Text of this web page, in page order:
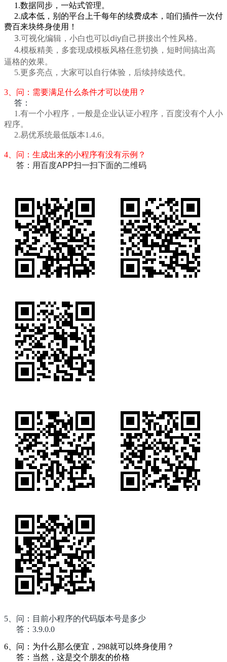
1.数据同步，一站式管理。
2.成本低，别的平台上千每年的续费成本，咱们插件一次付
费百来块终身使用！
3.可视化编辑，小白也可以diy自己拼接出个性风格。
4.模板精美， 多套现成模板风格任意切换，短时间搞出高
逼格的效果。
5.更多亮点，大家可以自行体验，后续持续迭代。
3、问：需要满足什么条件才可以使用？
答：
1.有一个小程序，一般是企业认证小程序，百度没有个人小
程序。
2.易优系统最低版本1.4.6。
4、 问：生成出来的小程序有没有示例？
答：用百度APP扫一扫下面的二维码
5、问：目前小程序的代码版本号是多少
答：3.9.0.0
6、 问：为什么那么便宜，298就可以终身使用？
答：当然，这是交个朋友的价格